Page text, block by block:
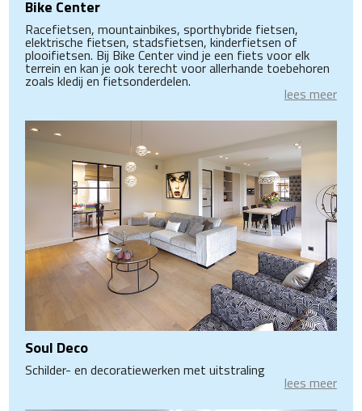
Bike Center
Racefietsen, mountainbikes, sporthybride fietsen,
elektrische fietsen, stadsfietsen, kinderfietsen of
plooifietsen. Bij Bike Center vind je een fiets voor elk
terrein en kan je ook terecht voor allerhande toebehoren
zoals kledij en fietsonderdelen.
lees meer
Soul Deco
Schilder- en decoratiewerken met uitstraling
lees meer